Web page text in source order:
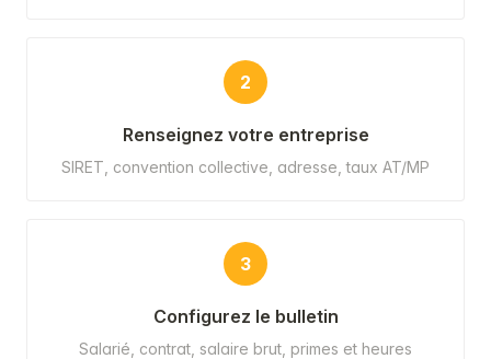
2
Renseignez votre entreprise
SIRET, convention collective, adresse, taux AT/MP
3
Configurez le bulletin
Salarié, contrat, salaire brut, primes et heures